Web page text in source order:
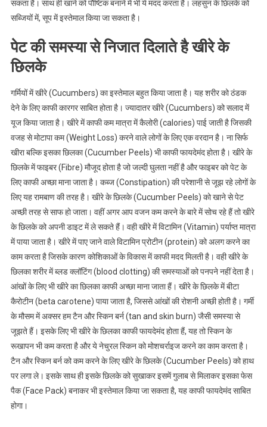
सकता है। साथ ही खाने को पौष्टिक बनाने में भी ये मदद करता है। लहसुन के छिलके को
सब्जियों में, सूप में इस्तेमाल किया जा सकता है।
पेट की समस्या से निजात दिलाते है खीरे के
छिलके
गर्मियों में खीरे (Cucumbers) का इस्तेमाल बहुत किया जाता है। यह शरीर को ठंडक
देने के लिए काफी कारगर साबित होता है। ज्यादातर खीरे (Cucumbers) को सलाद में
यूज किया जाता है। खीरे में काफी कम मात्रा में कैलोरी (calories) पाई जाती है जिसकी
वजह से मोटापा कम (Weight Loss) करने वाले लोगों के लिए एक वरदान है। ना सिर्फ
खीरा बल्कि इसका छिलका (Cucumber Peels) भी काफी फायदेमंद होता है। खीरे के
छिलके में फाइबर (Fibre) मौजूद होता है जो जल्दी घुलता नहीं है और फाइबर को पेट के
लिए काफी अच्छा माना जाता है। कब्ज (Constipation) की परेशानी से जूझ रहे लोगों के
लिए यह रामबाण की तरह है। खीरे के छिलके (Cucumber Peels) को खाने से पेट
अच्छी तरह से साफ हो जाता। वहीं अगर आप वजन कम करने के बारे में सोच रहे हैं तो खीरे
के छिलके को अपनी डाइट में ले सकते हैं। वही खीरे में विटामिन (Vitamin) पर्याप्त मात्रा
में पाया जाता है। खीरे में पाए जाने वाले विटामिन प्रोटीन (protein) को अलग करने का
काम करता है जिसके कारण कोशिकाओं के विकास में काफी मदद मिलती है। वही खीरे के
छिलका शरीर में ब्लड क्लॉटिंग (blood clotting) की समस्याओं को पनपने नहीं देता है।
आंखों के लिए भी खीरे का छिलका काफी अच्छा माना जाता हैं। खीरे के छिलके में बीटा
कैरोटीन (beta carotene) पाया जाता है, जिससे आंखों की रोशनी अच्छी होती है। गर्मी
के मौसम में अक्सर हम टैन और स्किन बर्न (tan and skin burn) जैसी समस्या से
जूझते हैं। इसके लिए भी खीरे के छिलका काफी फायदेमंद होता हैं, यह तो स्किन के
रूखापन भी कम करता है और ये नेचुरल स्किन को मोशचर्राइज करने का काम करता है।
टैन और स्किन बर्न को कम करने के लिए खीरे के छिलके (Cucumber Peels) को हाथ
पर लगा ले। इसके साथ ही इसके छिलके को सुखाकर इसमें गुलाब से मिलाकर इसका फेस
पैक (Face Pack) बनाकर भी इस्तेमाल किया जा सकता है, यह काफी फायदेमंद साबित
होगा।